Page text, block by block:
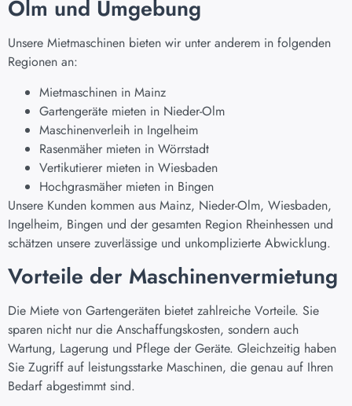
Olm und Umgebung
Unsere Mietmaschinen bieten wir unter anderem in folgenden
Regionen an:
Mietmaschinen in Mainz
Gartengeräte mieten in Nieder-Olm
Maschinenverleih in Ingelheim
Rasenmäher mieten in Wörrstadt
Vertikutierer mieten in Wiesbaden
Hochgrasmäher mieten in Bingen
Unsere Kunden kommen aus Mainz, Nieder-Olm, Wiesbaden,
Ingelheim, Bingen und der gesamten Region Rheinhessen und
schätzen unsere zuverlässige und unkomplizierte Abwicklung.
Vorteile der Maschinenvermietung
Die Miete von Gartengeräten bietet zahlreiche Vorteile. Sie
sparen nicht nur die Anschaffungskosten, sondern auch
Wartung, Lagerung und Pflege der Geräte. Gleichzeitig haben
Sie Zugriff auf leistungsstarke Maschinen, die genau auf Ihren
Bedarf abgestimmt sind.